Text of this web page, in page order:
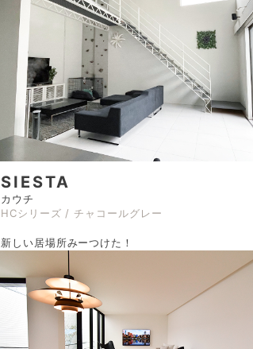
SIESTA
カウチ
HCシリーズ / チャコールグレー
新しい居場所みーつけた！